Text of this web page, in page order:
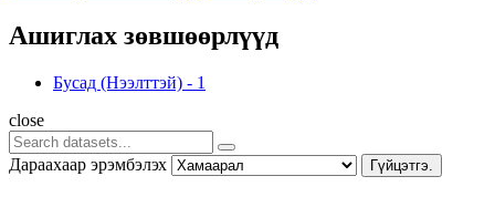
Ашиглах зөвшөөрлүүд
Бусад (Нээлттэй) - 1
close
Дараахаар эрэмбэлэх Гүйцэтгэ.